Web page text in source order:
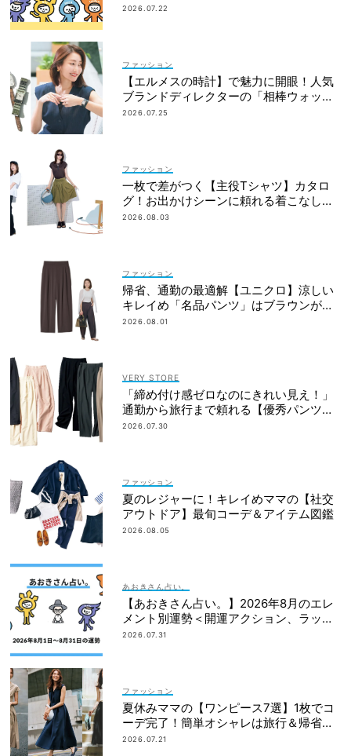
アクション総まとめ｜
2026.07.22
ファッション
【エルメスの時計】で魅力に開眼！人気
ブランドディレクターの「相棒ウォッ
チ」ヒストリー
2026.07.25
ファッション
一枚で差がつく【主役Tシャツ】カタロ
グ！お出かけシーンに頼れる着こなし実
例も
2026.08.03
ファッション
帰省、通勤の最適解【ユニクロ】涼しい
キレイめ「名品パンツ」はブラウンが使
える！
2026.08.01
VERY STORE
「締め付け感ゼロなのにきれい見え！」
通勤から旅行まで頼れる【優秀パンツ】
4選
2026.07.30
ファッション
夏のレジャーに！キレイめママの【社交
アウトドア】最旬コーデ＆アイテム図鑑
2026.08.05
あおきさん占い。
【あおきさん占い。】2026年8月のエレ
メント別運勢＜開運アクション、ラッキ
ーカラー、ラッキーファッション＞
2026.07.31
ファッション
夏休みママの【ワンピース7選】1枚でコ
ーデ完了！簡単オシャレは旅行＆帰省に
も
2026.07.21